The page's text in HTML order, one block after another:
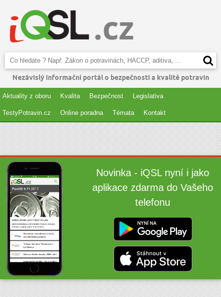
Nezávislý informační portál o bezpečnosti a kvalitě potravin
Aktuality z oboru Kvalita Bezpečnost Legislativa
TestyPotravin.cz Online poradna Témata Kontakt
Novinka - iQSL nyní i jako
aplikace zdarma do Vašeho
telefonu